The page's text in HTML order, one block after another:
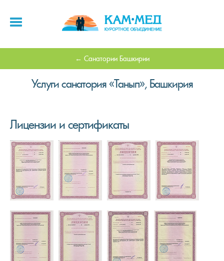
Санатории Башкирии
Услуги санатория «Танып», Башкирия
Лицензии и сертификаты